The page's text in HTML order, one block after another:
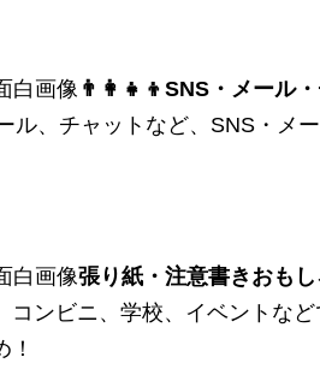
白画像 👨‍👩‍👧‍👦SNS・メール
ル、チャットなど、SNS・メ
白画像張り紙・注意書きおも
コンビニ、学校、イベントな